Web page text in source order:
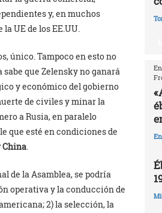
y, en muchos
UE de los EE.UU.
único. Tampoco en esto no
que Zelensky no ganará
y económico del gobierno
de civiles y minar la
a Rusia, en paralelo
que esté en condiciones de
China.
de la Asamblea, se podría
operativa y la conducción de
2) la selección, la